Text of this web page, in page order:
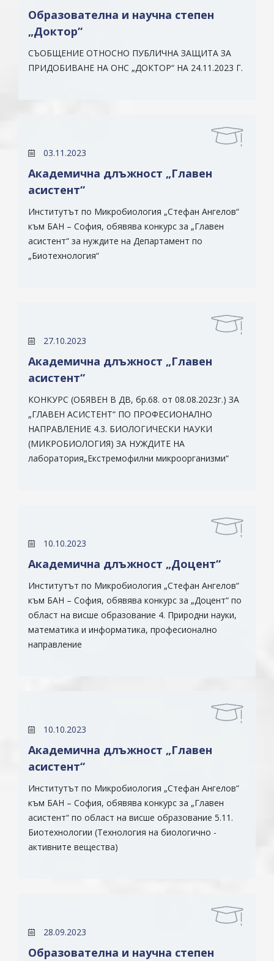
Образователна и научна степен
„Доктор“
СЪОБЩЕНИЕ ОТНОСНО ПУБЛИЧНА ЗАЩИТА ЗА
ПРИДОБИВАНЕ НА ОНС „ДОКТОР“ НА 24.11.2023 Г.
03.11.2023
Академична длъжност „Главен
асистент“
Институтът по Микробиология „Стефан Ангелов“
към БАН – София, обявява конкурс за „Главен
асистент“ за нуждите на Департамент по
„Биотехнология“
27.10.2023
Академична длъжност „Главен
асистент“
КОНКУРС (ОБЯВЕН В ДВ, бр.68. от 08.08.2023г.) ЗА
„ГЛАВЕН АСИСТЕНТ“ ПО ПРОФЕСИОНАЛНО
НАПРАВЛЕНИЕ 4.3. БИОЛОГИЧЕСКИ НАУКИ
(МИКРОБИОЛОГИЯ) ЗА НУЖДИТЕ НА
лаборатория„Екстремофилни микроорганизми“
10.10.2023
Академична длъжност „Доцент“
Институтът по Микробиология „Стефан Ангелов“
към БАН – София, обявява конкурс за „Доцент“ по
област на висше образование 4. Природни науки,
математика и информатика, професионално
направление
10.10.2023
Академична длъжност „Главен
асистент“
Институтът по Микробиология „Стефан Ангелов“
към БАН – София, обявява конкурс за „Главен
асистент“ по област на висше образование 5.11.
Биотехнологии (Технология на биологично -
активните вещества)
28.09.2023
Образователна и научна степен